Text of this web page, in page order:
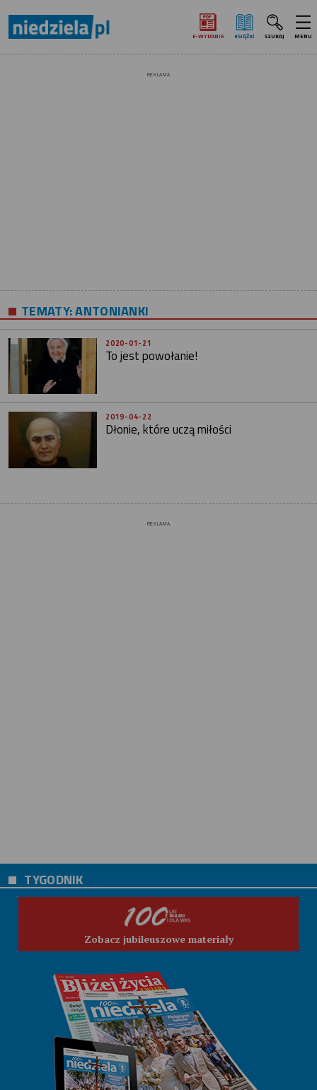
E‑WYDANIE KSIĄŻKI SZUKAJ MENU
REKLAMA
TEMATY:ANTONIANKI
2020-01-21
To jest powołanie!
2019-04-22
Dłonie, które uczą miłości
REKLAMA
TYGODNIK
Zobacz jubileuszowe materiały